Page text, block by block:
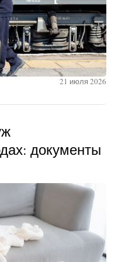
21 июля 2026
документы